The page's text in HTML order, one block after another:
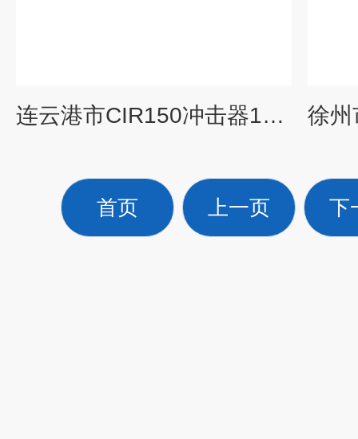
连云港市CIR150冲击器150钎头
首页 上一页 下